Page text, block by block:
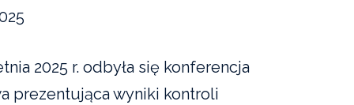
2025 r. odbyła się konferencja
prezentująca wyniki kontroli